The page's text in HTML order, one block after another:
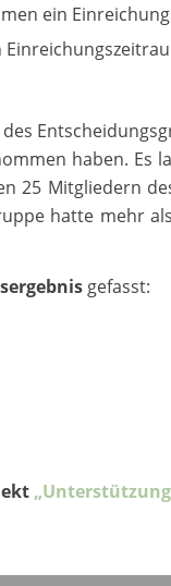
ein
haben. Es
25 Mitgliedern
hatte mehr
gefasst: